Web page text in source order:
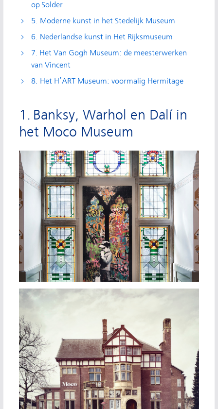
op Solder
5. Moderne kunst in het Stedelijk Museum
6. Nederlandse kunst in Het Rijksmuseum
7. Het Van Gogh Museum: de meesterwerken
van Vincent
8. Het H’ART Museum: voormalig Hermitage
1. Banksy, Warhol en Dalí in
het Moco Museum